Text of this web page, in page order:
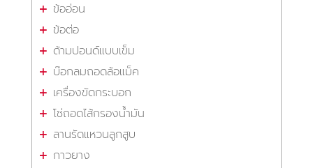
ข้ออ่อน
ข้อต่อ
ด้ามปอนด์แบบเข็ม
บ๊อกลมถอดล้อแม็ค
เครื่องขัดกระบอก
โซ่ถอดไส้กรองน้ำมัน
ลานรัดแหวนลูกสูบ
กาวยาง